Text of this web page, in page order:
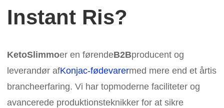
Instant Ris?
KetoSlimmoer en førendeB2Bproducent og
leverandør afKonjac-fødevarermed mere end et årtis
brancheerfaring. Vi har topmoderne faciliteter og
avancerede produktionsteknikker for at sikre